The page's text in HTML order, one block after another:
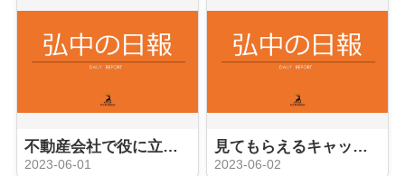
不動産会社で役に立つ事務員への道
2023-06-01
見てもらえるキャッチコピーやコメント？
2023-06-02